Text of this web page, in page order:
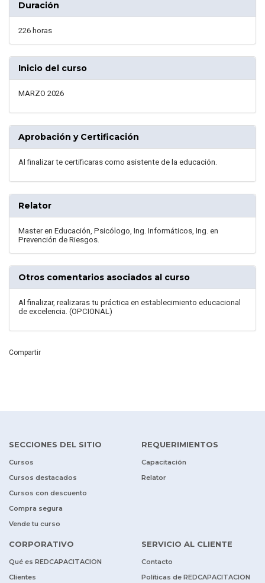
Duración
226 horas
Inicio del curso
MARZO 2026
Aprobación y Certificación
Al finalizar te certificaras como asistente de la educación.
Relator
Master en Educación, Psicólogo, Ing. Informáticos, Ing. en
Prevención de Riesgos.
Otros comentarios asociados al curso
Al finalizar, realizaras tu práctica en establecimiento educacional
de excelencia. (OPCIONAL)
Compartir
SECCIONES DEL SITIO
Cursos
Cursos destacados
Cursos con descuento
Compra segura
Vende tu curso
REQUERIMIENTOS
Capacitación
Relator
CORPORATIVO
Qué es REDCAPACITACION
Clientes
SERVICIO AL CLIENTE
Contacto
Políticas de REDCAPACITACION